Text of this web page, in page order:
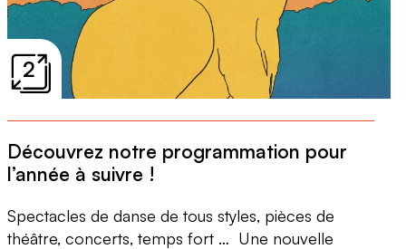
2
Découvrez notre programmation pour
l’année à suivre !
Spectacles de danse de tous styles, pièces de
théâtre, concerts, temps fort … Une nouvelle